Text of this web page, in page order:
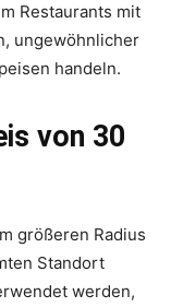
Restaurants mit
ungewöhnlicher
handeln.
von 30
größeren Radius
Standort
werden,